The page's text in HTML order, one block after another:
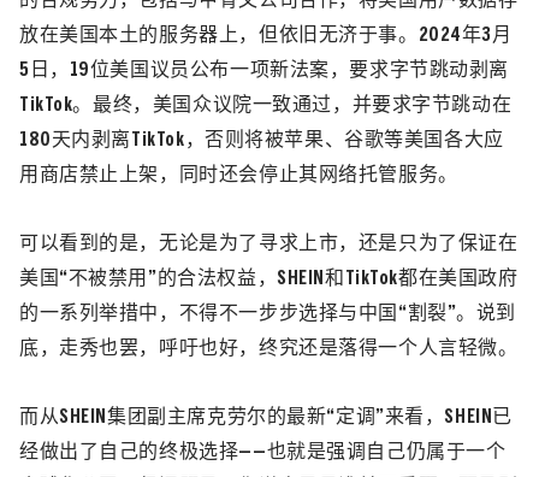
放在美国本土的服务器上，但依旧无济于事。2024年3月
5日，19位美国议员公布一项新法案，要求字节跳动剥离
TikTok。最终，美国众议院一致通过，并要求字节跳动在
180天内剥离TikTok，否则将被苹果、谷歌等美国各大应
用商店禁止上架，同时还会停止其网络托管服务。
可以看到的是，无论是为了寻求上市，还是只为了保证在
美国“不被禁用”的合法权益，SHEIN和
TikTok都在美国政府
的一系列举措中，不得不一步步选择与中国“割裂”。说到
底，走秀也罢，呼吁也好，终究还是落得一个人言轻微。
而从SHEIN集团副主席克劳尔的最新“定调”来看，SHEIN已
经做出了自己的终极选择——也就是强调自己仍属于一个